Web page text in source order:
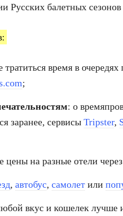
Русских балетных сезонов
тратиться время в очередях
;
: о
заранее, сервисы Tripster,
цены на разные отели через
, автобус, самолет или
вкус и кошелек лучше